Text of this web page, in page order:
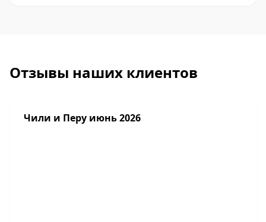
Отзывы наших клиентов
Чили и Перу июнь 2026